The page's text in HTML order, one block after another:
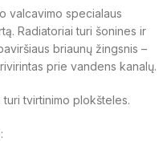
valcavimo specialaus
Radiatoriai turi šonines ir
briaunų žingsnis –
prie vandens kanalų.
tvirtinimo plokšteles.